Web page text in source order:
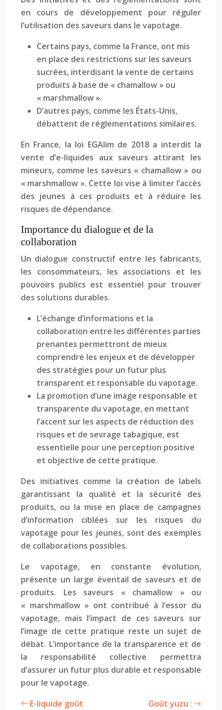
en cours de développement pour réguler
l’utilisation des saveurs dans le vapotage.
Certains pays, comme la France, ont mis
en place des restrictions sur les saveurs
sucrées, interdisant la vente de certains
produits à base de « chamallow » ou
« marshmallow ».
D’autres pays, comme les États-Unis,
débattent de réglementations similaires.
En France, la loi EGAlim de 2018 a interdit la
vente d’e-liquides aux saveurs attirant les
mineurs, comme les saveurs « chamallow » ou
« marshmallow ». Cette loi vise à limiter l’accès
des jeunes à ces produits et à réduire les
risques de dépendance.
Importance du dialogue et de la
collaboration
Un dialogue constructif entre les fabricants,
les consommateurs, les associations et les
pouvoirs publics est essentiel pour trouver
des solutions durables.
L’échange d’informations et la
collaboration entre les différentes parties
prenantes permettront de mieux
comprendre les enjeux et de développer
des stratégies pour un futur plus
transparent et responsable du vapotage.
La promotion d’une image responsable et
transparente du vapotage, en mettant
l’accent sur les aspects de réduction des
risques et de sevrage tabagique, est
essentielle pour une perception positive
et objective de cette pratique.
Des initiatives comme la création de labels
garantissant la qualité et la sécurité des
produits, ou la mise en place de campagnes
d’information ciblées sur les risques du
vapotage pour les jeunes, sont des exemples
de collaborations possibles.
Le vapotage, en constante évolution,
présente un large éventail de saveurs et de
produits. Les saveurs « chamallow » ou
« marshmallow » ont contribué à l’essor du
vapotage, mais l’impact de ces saveurs sur
l’image de cette pratique reste un sujet de
débat. L’importance de la transparence et de
la responsabilité collective permettra
d’assurer un futur plus durable et responsable
pour le vapotage.
E-liquide goût
Goût yuzu :